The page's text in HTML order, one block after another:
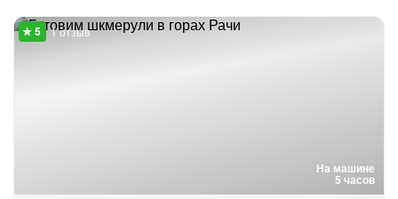
На машине
5 часов
1 отзыв